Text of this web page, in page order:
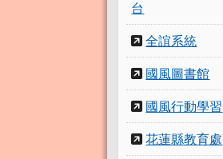
台
全誼系統
國風圖書館
國風行動學習
花蓮縣教育處